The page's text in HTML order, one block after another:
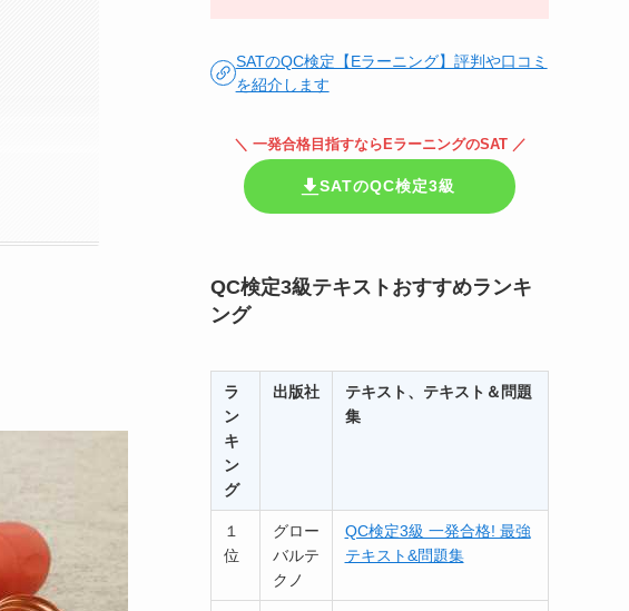
SATのQC検定【Eラーニング】評判や口コミ
を紹介します
＼ 一発合格目指すならEラーニングのSAT ／
SATのQC検定3級
QC検定3級テキストおすすめランキ
ング
ラ
ン
キ
ン
グ
出版社
テキスト、テキスト＆問題
集
１
位
グロー
バルテ
クノ
QC検定3級 一発合格! 最強
テキスト&問題集